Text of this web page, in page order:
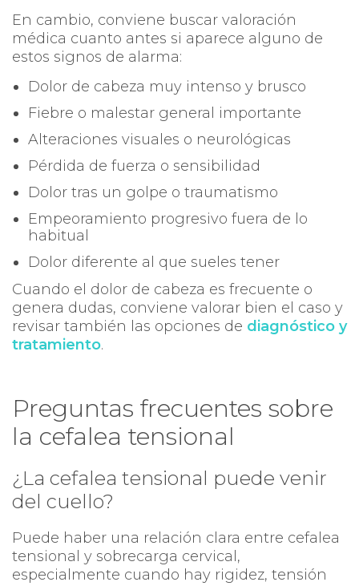
En cambio, conviene buscar valoración
médica cuanto antes si aparece alguno de
estos signos de alarma:
Dolor de cabeza muy intenso y brusco
Fiebre o malestar general importante
Alteraciones visuales o neurológicas
Pérdida de fuerza o sensibilidad
Dolor tras un golpe o traumatismo
Empeoramiento progresivo fuera de lo
habitual
Dolor diferente al que sueles tener
Cuando el dolor de cabeza es frecuente o
genera dudas, conviene valorar bien el caso y
revisar también las opciones de diagnóstico y
tratamiento.
Preguntas frecuentes sobre
la cefalea tensional
¿La cefalea tensional puede venir
del cuello?
Puede haber una relación clara entre cefalea
tensional y sobrecarga cervical,
especialmente cuando hay rigidez, tensión